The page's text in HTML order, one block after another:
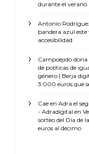
durante el verano
Antonio
bandera azul
accesibilidad
Campoejido
de políticas de
género | Berja
3.000 euros que
Cae en Adra el
- Adradigital en
sorteo del Día de
euros al décimo